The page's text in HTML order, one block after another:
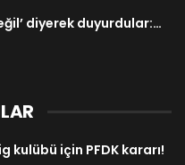
diyerek duyurdular:…
kulübü için PFDK kararı!